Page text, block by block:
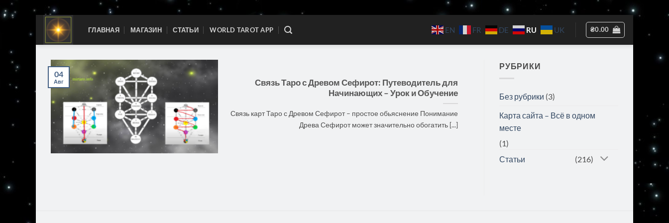
Skip
content
ГЛАВНАЯ МАГАЗИН СТАТЬИ WORLD TAROT APP EN FR DE RU UK ₴0.00
Связь Таро с Древом Сефирот: Путеводитель для
Начинающих – Урок и Обучение
Связь карт Таро с Древом Сефирот – простое обьяснение Понимание
Древа Сефирот может значительно обогатить [...]
04
Авг
РУБРИКИ
Без рубрики (3)
Карта сайта – Всё в одном
месте
(1)
Статьи
(216)